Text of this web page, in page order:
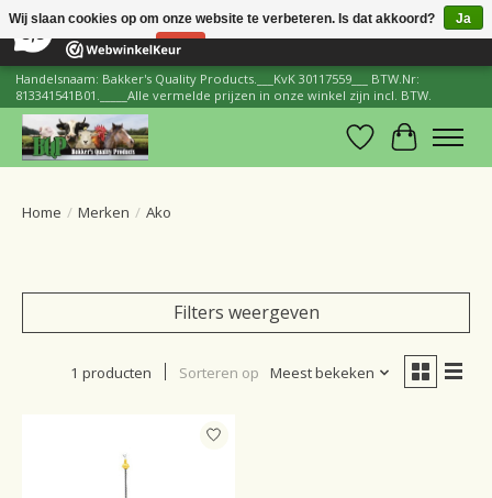
206 Reviews ×
Handelsnaam: Bakker's Quality Products.___KvK 30117559___ BTW.Nr:
813341541B01._____Alle vermelde prijzen in onze winkel zijn incl. BTW.
Verlanglijst
Home / Merken / Ako
Filters weergeven
1 producten Sorteren op Meest bekeken
Wij slaan cookies op om onze website te verbeteren. Is dat akkoord?
Ja
Nee